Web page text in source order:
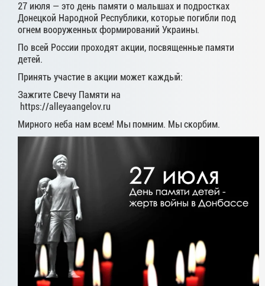
27 июля — это день памяти о малышах и подростках
Донецкой Народной Республики, которые погибли под
огнем вооруженных формирований Украины.
По всей России проходят акции, посвященные памяти
детей.
Принять участие в акции может каждый:
Зажгите Свечу Памяти на
https://alleyaangelov.ru
Мирного неба нам всем! Мы помним. Мы скорбим.